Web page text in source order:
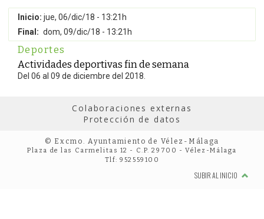
Inicio: jue, 06/dic/18 - 13:21h
Final: dom, 09/dic/18 - 13:21h
Deportes
Actividades deportivas fin de semana
Del 06 al 09 de diciembre del 2018.
Colaboraciones externas
Protección de datos
© Excmo. Ayuntamiento de Vélez-Málaga
Plaza de las Carmelitas 12 - C.P. 29700 - Vélez-Málaga
Tlf: 952559100
SUBIR AL INICIO